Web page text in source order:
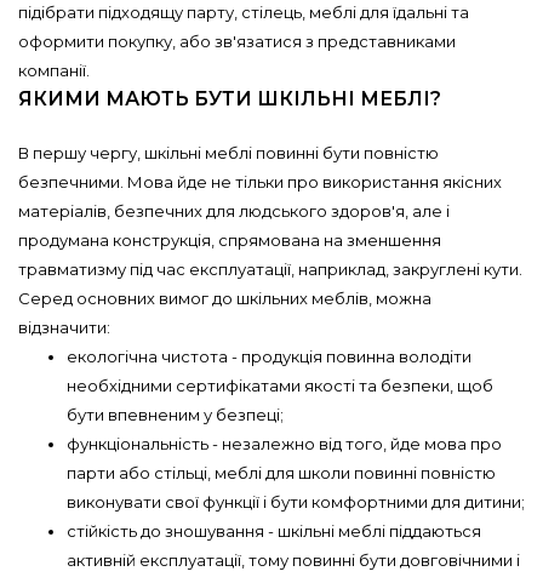
підібрати підходящу парту, стілець, меблі для їдальні та
оформити покупку, або зв'язатися з представниками
компанії.
ЯКИМИ МАЮТЬ БУТИ ШКІЛЬНІ МЕБЛІ?
В першу чергу, шкільні меблі повинні бути повністю
безпечними. Мова йде не тільки про використання якісних
матеріалів, безпечних для людського здоров'я, але і
продумана конструкція, спрямована на зменшення
травматизму під час експлуатації, наприклад, закруглені кути.
Серед основних вимог до шкільних меблів, можна
відзначити:
екологічна чистота - продукція повинна володіти
необхідними сертифікатами якості та безпеки, щоб
бути впевненим у безпеці;
функціональність - незалежно від того, йде мова про
парти або стільці, меблі для школи повинні повністю
виконувати свої функції і бути комфортними для дитини;
стійкість до зношування - шкільні меблі піддаються
активній експлуатації, тому повинні бути довговічними і